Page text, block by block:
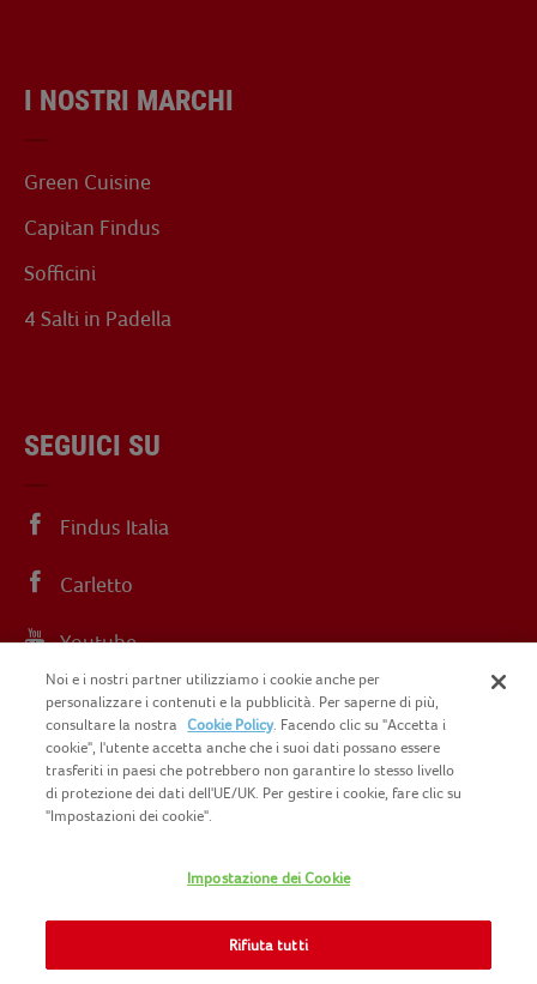
I NOSTRI MARCHI
Green Cuisine
Capitan Findus
Sofficini
4 Salti in Padella
SEGUICI SU
Findus Italia
Carletto
Youtube
Instagram
IT07015700961
INFORMATIVA PRIVACY
SITEMAP
COOKIE POLICY
Noi e i nostri partner utilizziamo i cookie anche per
personalizzare i contenuti e la pubblicità. Per saperne di più,
consultare la nostra
Cookie Policy. Facendo clic su "Accetta i
cookie", l'utente accetta anche che i suoi dati possano essere
trasferiti in paesi che potrebbero non garantire lo stesso livello
di protezione dei dati dell'UE/UK. Per gestire i cookie, fare clic su
"Impostazioni dei cookie".
Impostazione dei Cookie
Rifiuta tutti